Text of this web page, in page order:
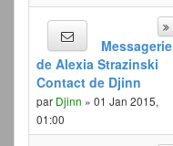
Messagerie
de Alexia Strazinski
Contact de Djinn
par Djinn » 01 Jan 2015,
01:00